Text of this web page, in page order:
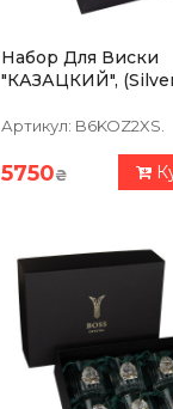
Набор Для Виски
"КАЗАЦКИЙ",
Хрусталь,
Артикул: B6KOZ2XS.
5750₴